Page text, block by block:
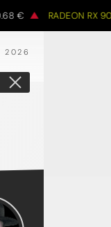
RADEON RX 9060 XT :
2026